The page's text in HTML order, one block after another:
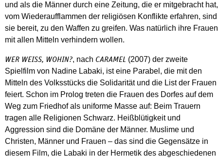
und als die Männer durch eine Zeitung, die er mitgebracht hat,
vom Wiederaufflammen der religiösen Konflikte erfahren, sind
sie bereit, zu den Waffen zu greifen. Was natürlich ihre Frauen
mit allen Mitteln verhindern wollen.
WER WEISS, WOHIN?, nach CARAMEL (2007) der zweite
Spielfilm von Nadine Labaki, ist eine Parabel, die mit den
Mitteln des Volksstücks die Solidarität und die List der Frauen
feiert. Schon im Prolog treten die Frauen des Dorfes auf dem
Weg zum Friedhof als uniforme Masse auf: Beim Trauern
tragen alle Religionen Schwarz. Heißblütigkeit und
Aggression sind die Domäne der Männer. Muslime und
Christen, Männer und Frauen – das sind die Gegensätze in
diesem Film, die Labaki in der Hermetik des abgeschiedenen